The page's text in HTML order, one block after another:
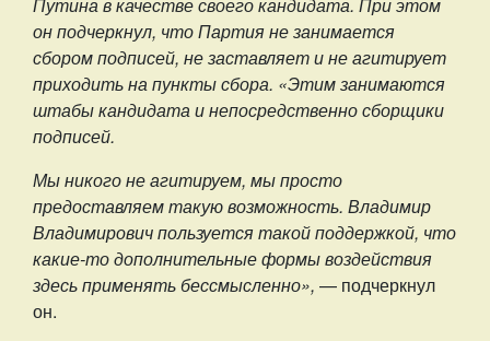
он подчеркнул, что Партия не занимается
сбором подписей, не заставляет и не агитирует
приходить на пункты сбора. «Этим занимаются
штабы кандидата и непосредственно сборщики
подписей.
Мы никого не агитируем, мы просто
предоставляем такую возможность. Владимир
Владимирович пользуется такой поддержкой, что
какие-то дополнительные формы воздействия
здесь применять бессмысленно», — подчеркнул
он.